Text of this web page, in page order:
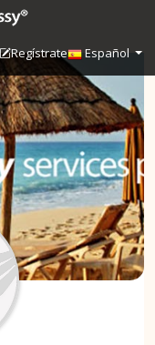
Regístrate Español